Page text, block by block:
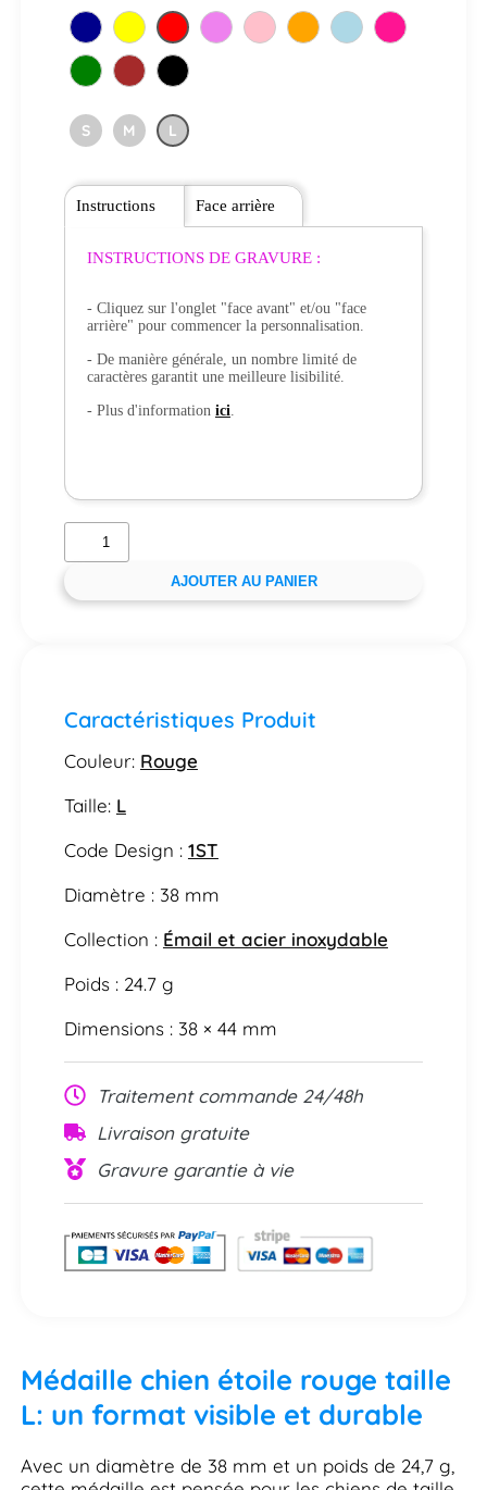
S M L
Instructions
INSTRUCTIONS DE GRAVURE :
- Cliquez sur l'onglet "face avant" et/ou "face
arrière" pour commencer la personnalisation.
- De manière générale, un nombre limité de
caractères garantit une meilleure lisibilité.
- Plus d'information ici.
Face arrière
AJOUTER AU PANIER
Caractéristiques Produit
Couleur: Rouge
Taille: L
Code Design : 1ST
Diamètre : 38 mm
Collection : Émail et acier inoxydable
Poids : 24.7 g
Dimensions : 38 × 44 mm
Traitement commande 24/48h
Livraison gratuite
Gravure garantie à vie
Médaille chien étoile rouge taille
L: un format visible et durable
Avec un diamètre de 38 mm et un poids de 24,7 g,